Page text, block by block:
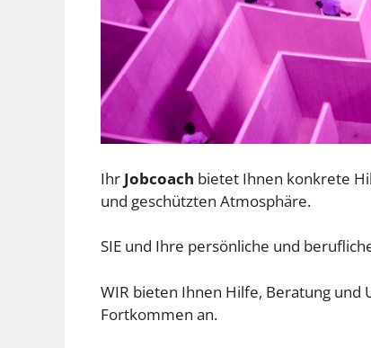
Ihr Jobcoach bietet Ihnen konkrete
und geschützten Atmosphäre.
SIE und Ihre persönliche und
WIR bieten Ihnen Hilfe, Beratung
Fortkommen an.